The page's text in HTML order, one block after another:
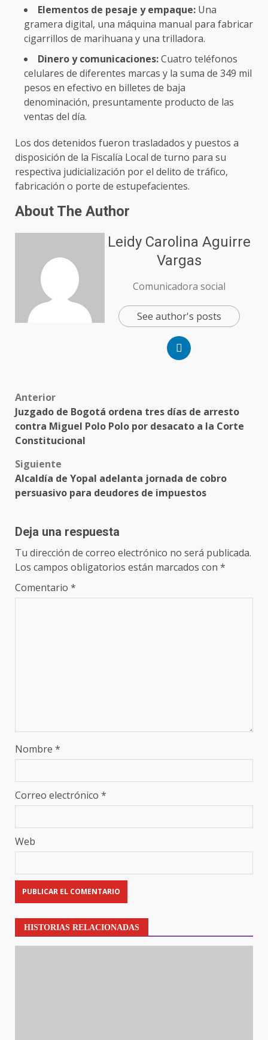
Elementos de pesaje y empaque: Una
gramera digital, una máquina manual para fabricar
cigarrillos de marihuana y una trilladora.
Dinero y comunicaciones:Cuatro teléfonos
celulares de diferentes marcas y la suma de 349 mil
pesos en efectivo en billetes de baja
denominación, presuntamente producto de las
ventas del día.
Los dos detenidos fueron trasladados y puestos a
disposición de la Fiscalía Local de turno para su
respectiva judicialización por el delito de tráfico,
fabricación o porte de estupefacientes.
About The Author
Leidy Carolina Aguirre
Vargas
Comunicadora social
See author's posts
Anterior
Juzgado de Bogotá ordena tres días de arresto
contra Miguel Polo Polo por desacato a la Corte
Constitucional
Siguiente
Alcaldía de Yopal adelanta jornada de cobro
persuasivo para deudores de impuestos
Deja una respuesta
Tu dirección de correo electrónico no será publicada.
Los campos obligatorios están marcados con *
Comentario *
Nombre *
Correo electrónico *
Web
HISTORIAS RELACIONADAS